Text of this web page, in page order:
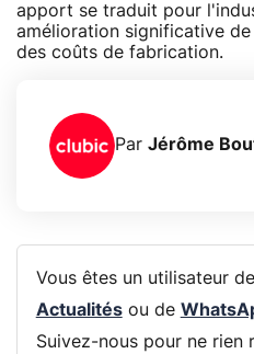
apport se traduit pour
amélioration significative
des coûts de fabrication.
Par Jérôme
Vous êtes un utilisateur de
Actualitésou de
Suivez-nous pour ne rien